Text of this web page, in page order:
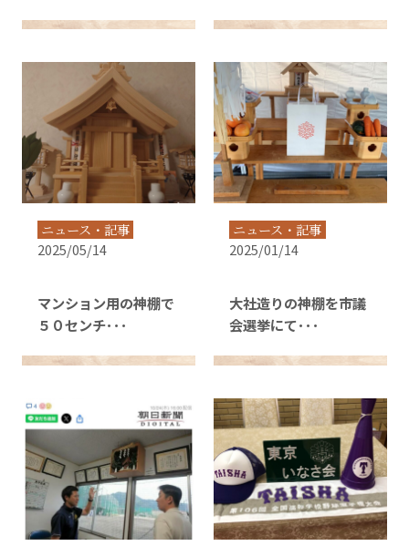
ニュース・記事
2025/05/14
マンション用の神棚で
５０センチ･･･
ニュース・記事
2025/01/14
大社造りの神棚を市議
会選挙にて･･･